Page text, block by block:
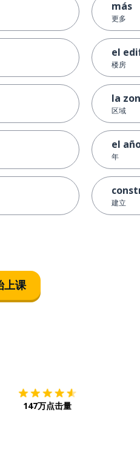
más
更多
el
楼房
la
区域
el
年
建立
上课
147万点击量